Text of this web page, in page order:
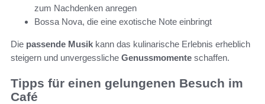
zum Nachdenken anregen
Bossa Nova, die eine exotische Note einbringt
Die passende Musik kann das kulinarische Erlebnis erheblich
steigern und unvergessliche Genussmomente schaffen.
Tipps für einen gelungenen Besuch im
Café